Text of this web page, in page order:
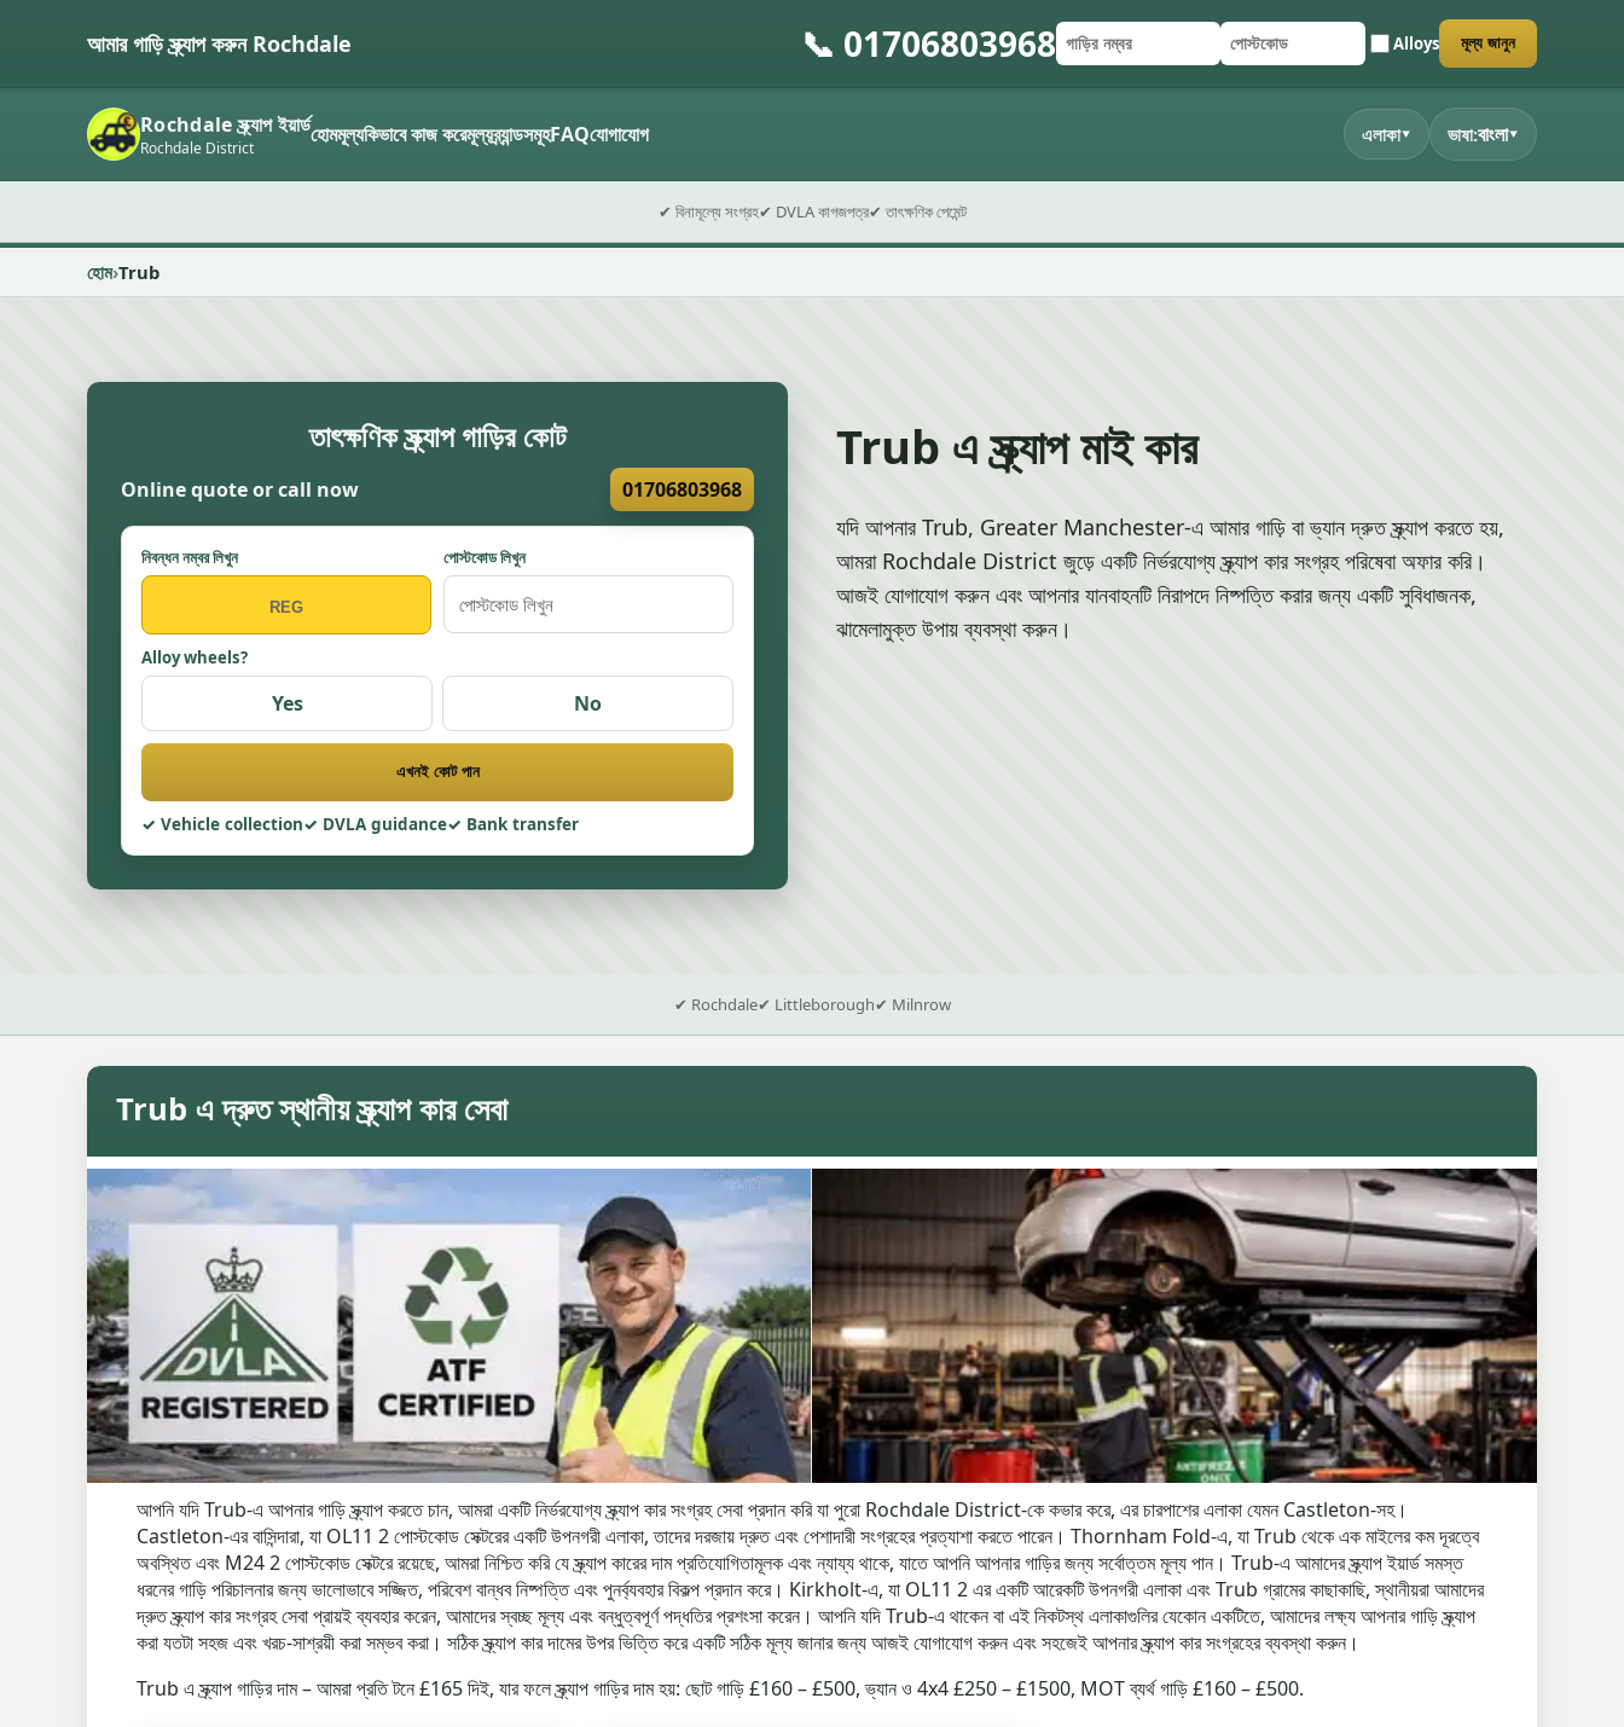
আমার গাড়ি স্ক্র্যাপ করুন Rochdale 📞 01706803968গাড়ির নম্বর
পোস্টকোড Alloys
ফর্ম জমা দিন মূল্য জানুন
Rochdale স্ক্র্যাপ ইয়ার্ড
Rochdale District হোমমূল্যকিভাবে কাজ করেমূল্যব্র্যান্ডসমূহFAQযোগাযোগ এলাকা▾ ভাষা:বাংলা▾
✔ বিনামূল্যে সংগ্রহ✔ DVLA কাগজপত্র✔ তাৎক্ষণিক পেমেন্ট
হোম Trub
তাৎক্ষণিক স্ক্র্যাপ গাড়ির কোট
Online quote or call now 01706803968
নিবন্ধন নম্বর লিখুন পোস্টকোড লিখুন
Alloy wheels?
Yes No
এখনই কোট পান
Vehicle collection DVLA guidance Bank transfer
Trub এ স্ক্র্যাপ মাই কার
যদি আপনার Trub, Greater Manchester-এ আমার গাড়ি বা ভ্যান দ্রুত স্ক্র্যাপ করতে হয়,
আমরা Rochdale District জুড়ে একটি নির্ভরযোগ্য স্ক্র্যাপ কার সংগ্রহ পরিষেবা অফার করি।
আজই যোগাযোগ করুন এবং আপনার যানবাহনটি নিরাপদে নিষ্পত্তি করার জন্য একটি সুবিধাজনক,
ঝামেলামুক্ত উপায় ব্যবস্থা করুন।
✔ Rochdale✔ Littleborough✔ Milnrow
Trub এ দ্রুত স্থানীয় স্ক্র্যাপ কার সেবা
আপনি যদি Trub-এ আপনার গাড়ি স্ক্র্যাপ করতে চান, আমরা একটি নির্ভরযোগ্য স্ক্র্যাপ কার সংগ্রহ সেবা প্রদান করি যা পুরো Rochdale District-কে কভার করে, এর চারপাশের এলাকা যেমন Castleton-সহ।
Castleton-এর বাসিন্দারা, যা OL11 2 পোস্টকোড সেক্টরের একটি উপনগরী এলাকা, তাদের দরজায় দ্রুত এবং পেশাদারী সংগ্রহের প্রত্যাশা করতে পারেন। Thornham Fold-এ, যা Trub থেকে এক মাইলের কম দূরত্বে
অবস্থিত এবং M24 2 পোস্টকোড সেক্টরে রয়েছে, আমরা নিশ্চিত করি যে স্ক্র্যাপ কারের দাম প্রতিযোগিতামূলক এবং ন্যায্য থাকে, যাতে আপনি আপনার গাড়ির জন্য সর্বোত্তম মূল্য পান। Trub-এ আমাদের স্ক্র্যাপ ইয়ার্ড সমস্ত
ধরনের গাড়ি পরিচালনার জন্য ভালোভাবে সজ্জিত, পরিবেশ বান্ধব নিষ্পত্তি এবং পুনর্ব্যবহার বিকল্প প্রদান করে। Kirkholt-এ, যা OL11 2 এর একটি আরেকটি উপনগরী এলাকা এবং Trub গ্রামের কাছাকাছি, স্থানীয়রা আমাদের
দ্রুত স্ক্র্যাপ কার সংগ্রহ সেবা প্রায়ই ব্যবহার করেন, আমাদের স্বচ্ছ মূল্য এবং বন্ধুত্বপূর্ণ পদ্ধতির প্রশংসা করেন। আপনি যদি Trub-এ থাকেন বা এই নিকটস্থ এলাকাগুলির যেকোন একটিতে, আমাদের লক্ষ্য আপনার গাড়ি স্ক্র্যাপ
করা যতটা সহজ এবং খরচ-সাশ্রয়ী করা সম্ভব করা। সঠিক স্ক্র্যাপ কার দামের উপর ভিত্তি করে একটি সঠিক মূল্য জানার জন্য আজই যোগাযোগ করুন এবং সহজেই আপনার স্ক্র্যাপ কার সংগ্রহের ব্যবস্থা করুন।
Trub এ স্ক্র্যাপ গাড়ির দাম – আমরা প্রতি টনে £165 দিই, যার ফলে স্ক্র্যাপ গাড়ির দাম হয়: ছোট গাড়ি £160 – £500, ভ্যান ও 4x4 £250 – £1500, MOT ব্যর্থ গাড়ি £160 – £500.